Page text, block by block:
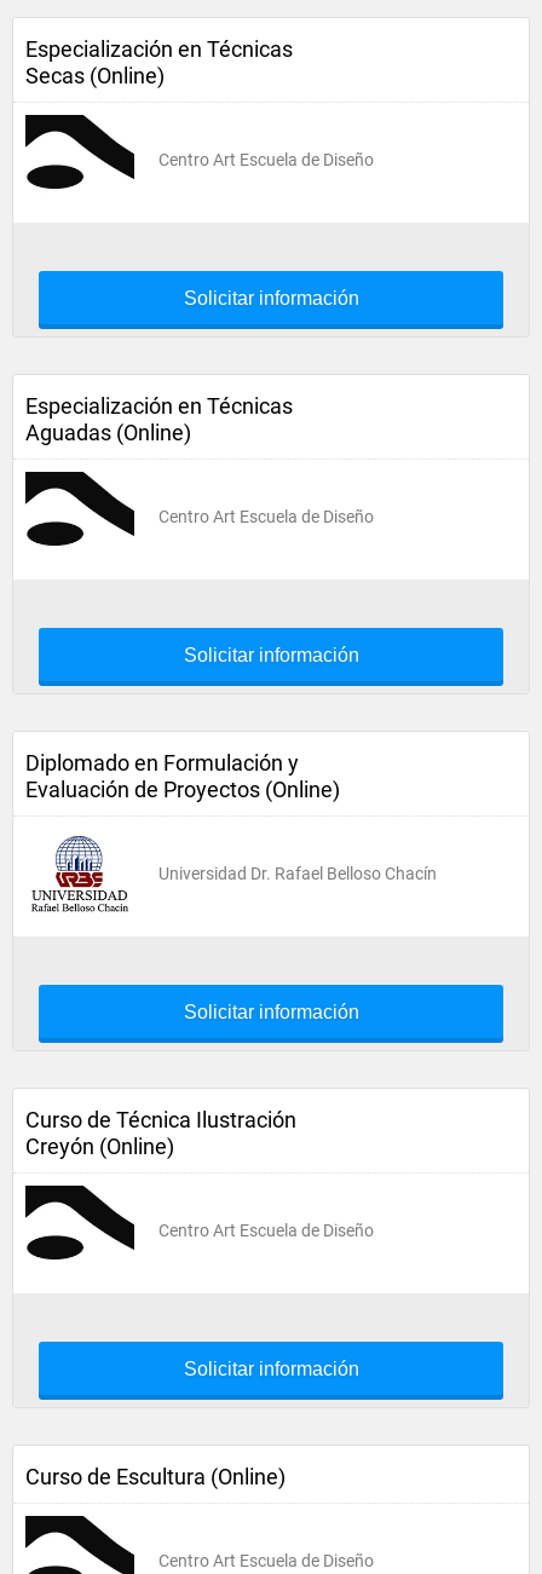
Especialización en Técnicas
Secas (Online)
Centro Art Escuela de Diseño
Solicitar información
Especialización en Técnicas
Aguadas (Online)
Centro Art Escuela de Diseño
Solicitar información
Diplomado en Formulación y
Evaluación de Proyectos (Online)
Universidad Dr. Rafael Belloso Chacín
Solicitar información
Curso de Técnica Ilustración
Creyón (Online)
Centro Art Escuela de Diseño
Solicitar información
Curso de Escultura (Online)
Centro Art Escuela de Diseño